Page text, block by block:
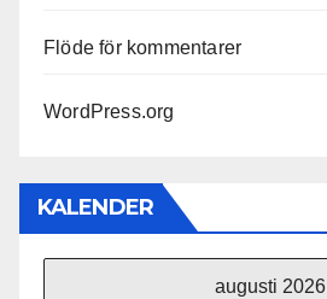
Flöde för kommentarer
WordPress.org
KALENDER
augusti 2026